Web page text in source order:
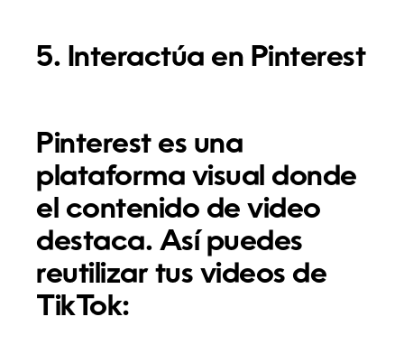
5. Interactúa en Pinterest
Pinterest es una
plataforma visual donde
el contenido de video
destaca. Así puedes
reutilizar tus videos de
TikTok: